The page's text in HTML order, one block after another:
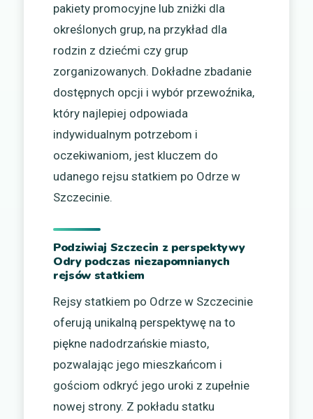
pakiety promocyjne lub zniżki dla
określonych grup, na przykład dla
rodzin z dziećmi czy grup
zorganizowanych. Dokładne zbadanie
dostępnych opcji i wybór przewoźnika,
który najlepiej odpowiada
indywidualnym potrzebom i
oczekiwaniom, jest kluczem do
udanego rejsu statkiem po Odrze w
Szczecinie.
Podziwiaj Szczecin z perspektywy
Odry podczas niezapomnianych
rejsów statkiem
Rejsy statkiem po Odrze w Szczecinie
oferują unikalną perspektywę na to
piękne nadodrzańskie miasto,
pozwalając jego mieszkańcom i
gościom odkryć jego uroki z zupełnie
nowej strony. Z pokładu statku